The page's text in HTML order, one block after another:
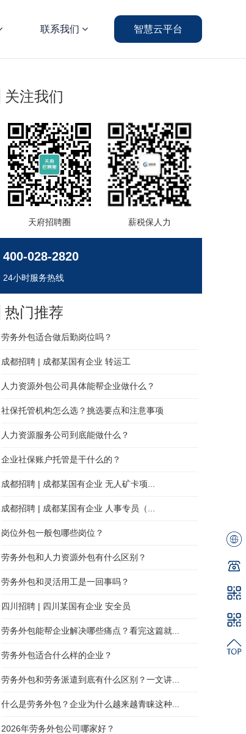
联系我们 智慧云平台
关注我们
400-028-2820
24小时服务热线
劳务外包适合做后勤岗位吗？
成都招聘 | 成都某国有企业 转运工
人力资源外包公司具体能帮企业做什么？
社保托管机构怎么选？挑选要点和注意事项
人力资源服务公司到底能做什么？
企业社保账户托管是干什么的？
成都招聘 | 成都某国有企业 无人矿卡项...
成都招聘 | 成都某国有企业 人事专员（...
岗位外包一般包哪些岗位？
劳务外包和人力资源外包有什么区别？
劳务外包和灵活用工是一回事吗？
四川招聘 | 四川某国有企业 安全员
劳务外包能帮企业解决哪些痛点？看完这篇就...
劳务外包适合什么样的企业？
劳务外包和劳务派遣到底有什么区别？一文讲...
什么是劳务外包？企业为什么越来越青睐这种...
2026年劳务外包公司哪家好？
热门推荐
天府招聘圈 薪税保人力